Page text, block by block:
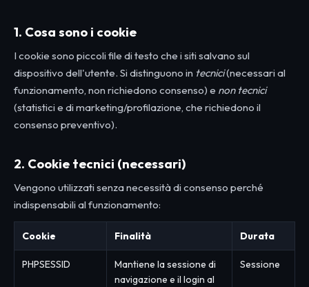
1. Cosa sono i cookie
I cookie sono piccoli file di testo che i siti salvano sul
dispositivo dell'utente. Si distinguono in tecnici(necessari al
funzionamento, non richiedono consenso) e non tecnici
(statistici e di marketing/profilazione, che richiedono il
consenso preventivo).
2. Cookie tecnici (necessari)
Vengono utilizzati senza necessità di consenso perché
indispensabili al funzionamento:
Cookie Finalità Durata
PHPSESSID
Mantiene la sessione di
navigazione e il login al
Sessione